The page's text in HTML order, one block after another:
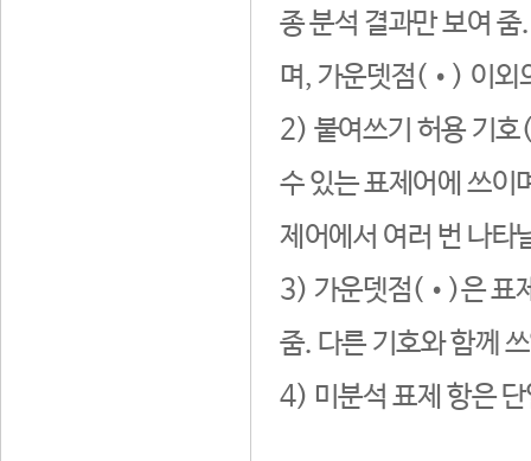
종 분석 결과만 보여
며, 가운뎃점(•) 이외
2) 붙여쓰기 허용 기호
수 있는 표제어에 쓰이
제어에서 여러 번 나타
3) 가운뎃점(•)은 표
줌. 다른 기호와 함께
4) 미분석 표제 항은